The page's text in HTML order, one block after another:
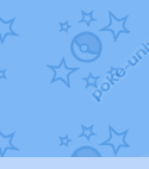
в фанарте.
в фанарте.
в фанарте.